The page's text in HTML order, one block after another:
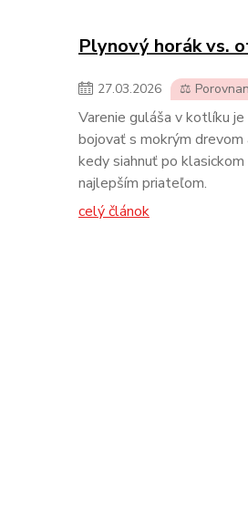
Plynový horák vs.
27.03.2026 ⚖️
Varenie guláša v kotlíku
bojovať s mokrým
kedy siahnuť po
najlepším priateľom.
celý článok